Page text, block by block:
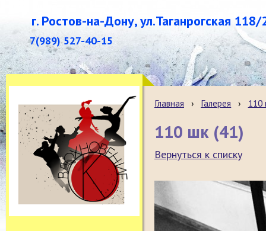
г. Ростов-на-Дону, ул.Таганрогская 118/
7(989) 527-40-15
Главная › Галерея › 110
110 шк (41)
Вернуться к списку